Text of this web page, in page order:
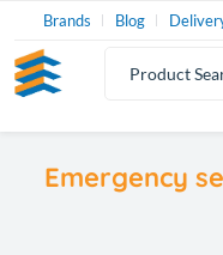
Brands Blog
Emergency